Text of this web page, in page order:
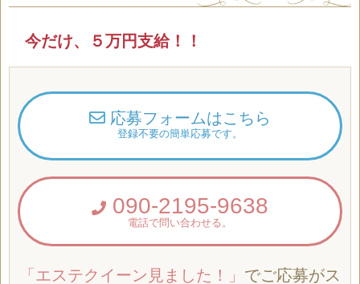
今だけ、５万円支給！！
応募フォームはこちら
登録不要の簡単応募です。
090-2195-9638
電話で問い合わせる。
「エステクイーン見ました！」 でご応募がス